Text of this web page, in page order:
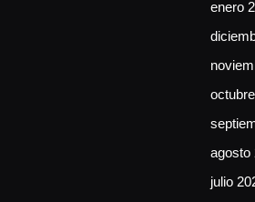
enero
agosto
julio